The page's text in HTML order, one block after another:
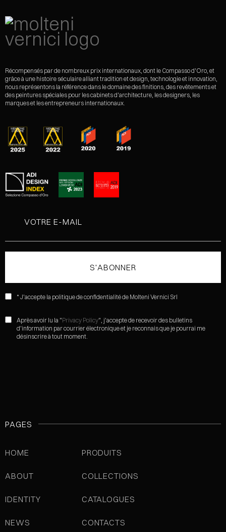
Récompensés par de nombreux prix internationaux, dont le Compasso d'Oro, et
grâce à une histoire séculaire alliant tradition et design, technologie et innovation,
nous représentons la référence dans le domaine des finitions, des revêtements et
des peintures spéciales pour les cabinets d'architecture, les designers, les
marques et les entrepreneurs internationaux.
* J'accepte la politique de confidentialité de Molteni Vernici Srl
Après avoir lu la "Privacy Policy", j'accepte de recevoir des bulletins
d'information par courrier électronique et je reconnais que je pourrai me
désinscrire à tout moment.
PAGES
HOME
ABOUT
IDENTITY
NEWS
PRODUITS
COLLECTIONS
CATALOGUES
CONTACTS